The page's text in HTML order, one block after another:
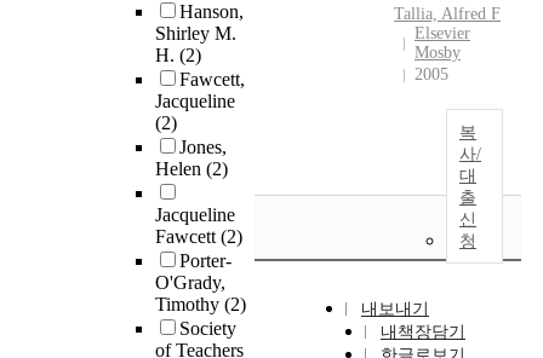
Hanson,
Shirley M.
H. (2)
Fawcett,
Jacqueline
(2)
Jones,
Helen (2)
Jacqueline
Fawcett(2)
Porter-
O'Grady,
Timothy (2)
Society
of Teachers
Tallia, Alfred F
Elsevier
Mosby
2005
복
사/
대
출
신
청
내보내기
내책장담기